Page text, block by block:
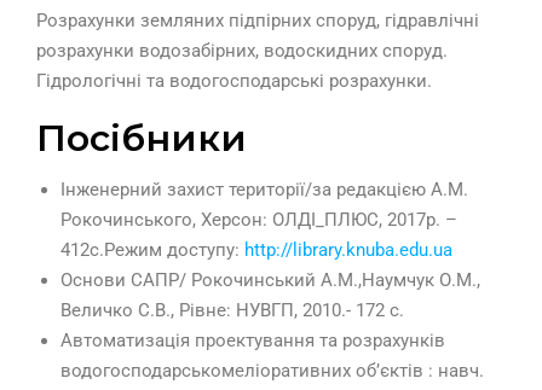
Розрахунки земляних підпірних споруд, гідравлічні
розрахунки водозабірних, водоскидних споруд.
Гідрологічні та водогосподарські розрахунки.
Посібники
Інженерний захист території/за редакцією А.М.
Рокочинського, Херсон: ОЛДІ_ПЛЮС, 2017р. –
412с.Режим доступу: http://library.knuba.edu.ua
Основи САПР/ Рокочинський А.М.,Наумчук О.М.,
Величко С.В., Рівне: НУВГП, 2010.- 172 с.
Автоматизація проектування та розрахунків
водогосподарськомеліоративних об’єктів : навч.